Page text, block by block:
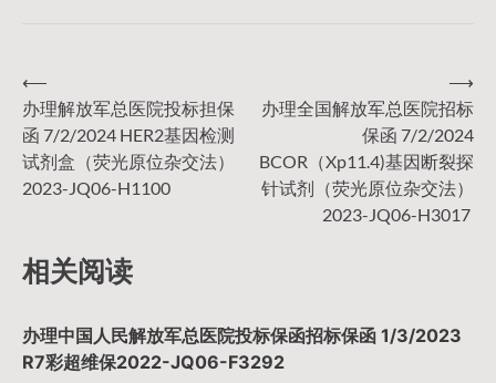
文
章
航
⟵
办理解放军总医院投标担保
函 7/2/2024 HER2基因检测
试剂盒（荧光原位杂交法）
2023-JQ06-H1100
办理全国解放军总医院招标
保函 7/2/2024
BCOR（Xp11.4)基因断裂探
针试剂（荧光原位杂交法）
2023-JQ06-H3017
⟶
相关阅读
办理中国人民解放军总医院投标保函招标保函 1/3/2023
R7彩超维保2022-JQ06-F3292